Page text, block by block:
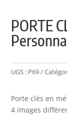
PORTE
UGS : P69
Porte clés en
4 images